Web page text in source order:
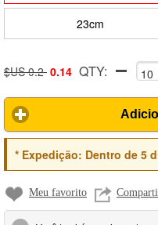
23cm
$US 0.2 0.14 QTY:
*Expedição: Dentro de 5
Meu favorito